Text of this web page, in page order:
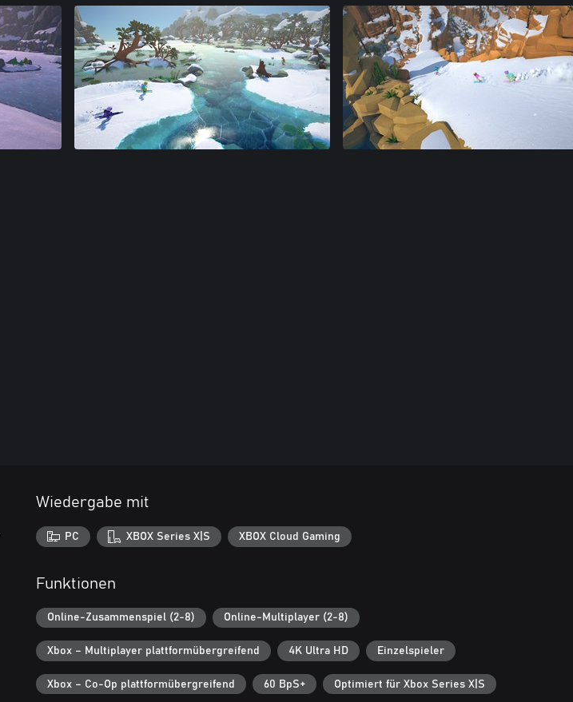
Wiedergabe mit
PC XBOX Series X|S XBOX Cloud Gaming
Funktionen
Online-Zusammenspiel (2-8) Online-Multiplayer (2-8)
Xbox – Multiplayer plattformübergreifend 4K Ultra HD Einzelspieler
Xbox – Co-Op plattformübergreifend 60 BpS+ Optimiert für Xbox Series X|S